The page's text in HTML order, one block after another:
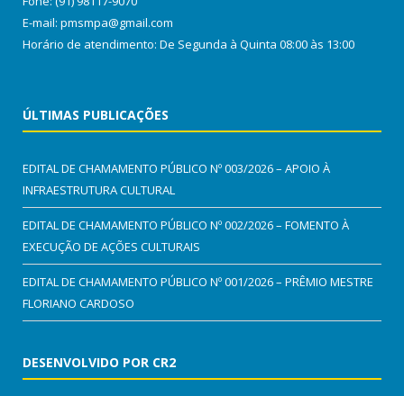
E-mail: pmsmpa@gmail.com
Horário de atendimento: De Segunda à Quinta 08:00 às 13:00
ÚLTIMAS PUBLICAÇÕES
EDITAL DE CHAMAMENTO PÚBLICO Nº 003/2026 – APOIO À
INFRAESTRUTURA CULTURAL
EDITAL DE CHAMAMENTO PÚBLICO Nº 002/2026 – FOMENTO À
EXECUÇÃO DE AÇÕES CULTURAIS
EDITAL DE CHAMAMENTO PÚBLICO Nº 001/2026 – PRÊMIO MESTRE
FLORIANO CARDOSO
DESENVOLVIDO POR CR2